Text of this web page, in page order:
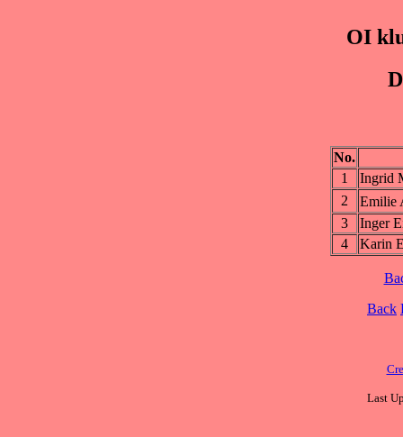
OI
No.
1
Ingrid
2
Emilie
3
Inger
4
Karin
Back
Last